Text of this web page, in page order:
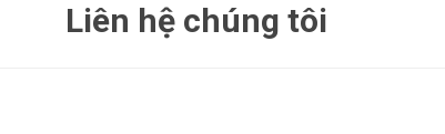
Liên hệ chúng tôi